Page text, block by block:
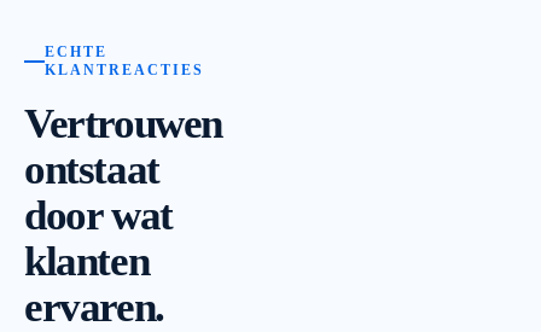
ECHTE
KLANTREACTIES
Vertrouwen
ontstaat
door wat
klanten
ervaren.